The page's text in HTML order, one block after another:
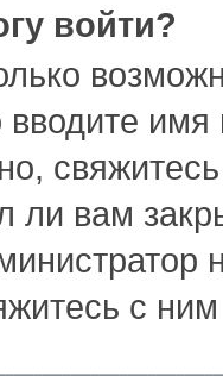
войти?
ли вам
с